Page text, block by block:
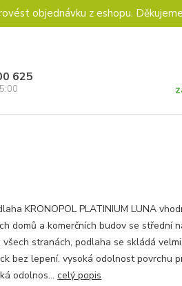
objednávku z eshopu.
625
KRONOPOL PLATINIUM LUNA
domů a komerčních budov se střední
všech stranách, podlaha se skládá
bez lepení. vysoká odolnost povrchu
odolnos...celý popis